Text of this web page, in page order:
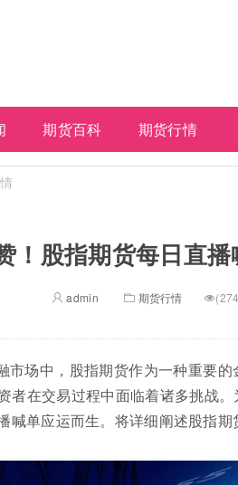
期货百科 期货行情
！股指期货每日直
admin 期货行情
市场中，股指期货作为一种重要
者在交易过程中面临着诸多挑战
喊单应运而生。将详细阐述股指